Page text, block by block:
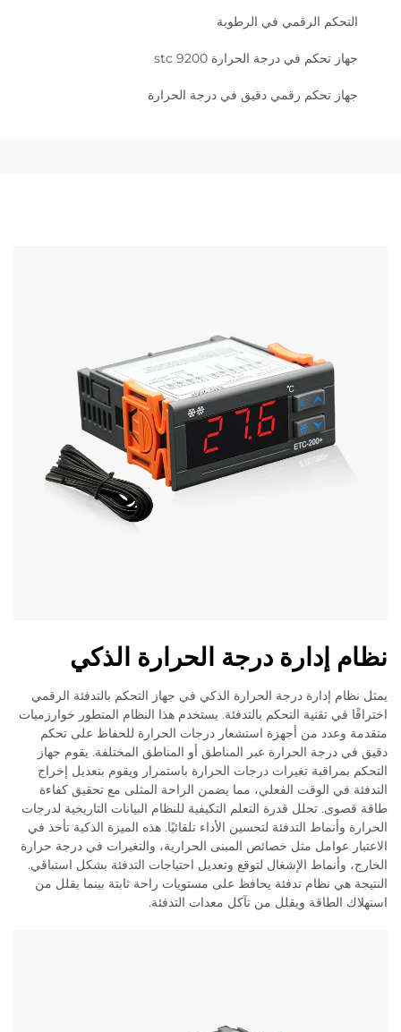
التحكم الرقمي في الرطوبة
جهاز تحكم في درجة الحرارة stc 9200
جهاز تحكم رقمي دقيق في درجة الحرارة
نظام إدارة درجة الحرارة الذكي
يمثل نظام إدارة درجة الحرارة الذكي في جهاز التحكم بالتدفئة الرقمي
اختراقًا في تقنية التحكم بالتدفئة. يستخدم هذا النظام المتطور خوارزميات
متقدمة وعدد من أجهزة استشعار درجات الحرارة للحفاظ على تحكم
دقيق في درجة الحرارة عبر المناطق أو المناطق المختلفة. يقوم جهاز
التحكم بمراقبة تغيرات درجات الحرارة باستمرار ويقوم بتعديل إخراج
التدفئة في الوقت الفعلي، مما يضمن الراحة المثلى مع تحقيق كفاءة
طاقة قصوى. تحلل قدرة التعلم التكيفية للنظام البيانات التاريخية لدرجات
الحرارة وأنماط التدفئة لتحسين الأداء تلقائيًا. هذه الميزة الذكية تأخذ في
الاعتبار عوامل مثل خصائص المبنى الحرارية، والتغيرات في درجة حرارة
الخارج، وأنماط الإشغال لتوقع وتعديل احتياجات التدفئة بشكل استباقي.
النتيجة هي نظام تدفئة يحافظ على مستويات راحة ثابتة بينما يقلل من
استهلاك الطاقة ويقلل من تآكل معدات التدفئة.